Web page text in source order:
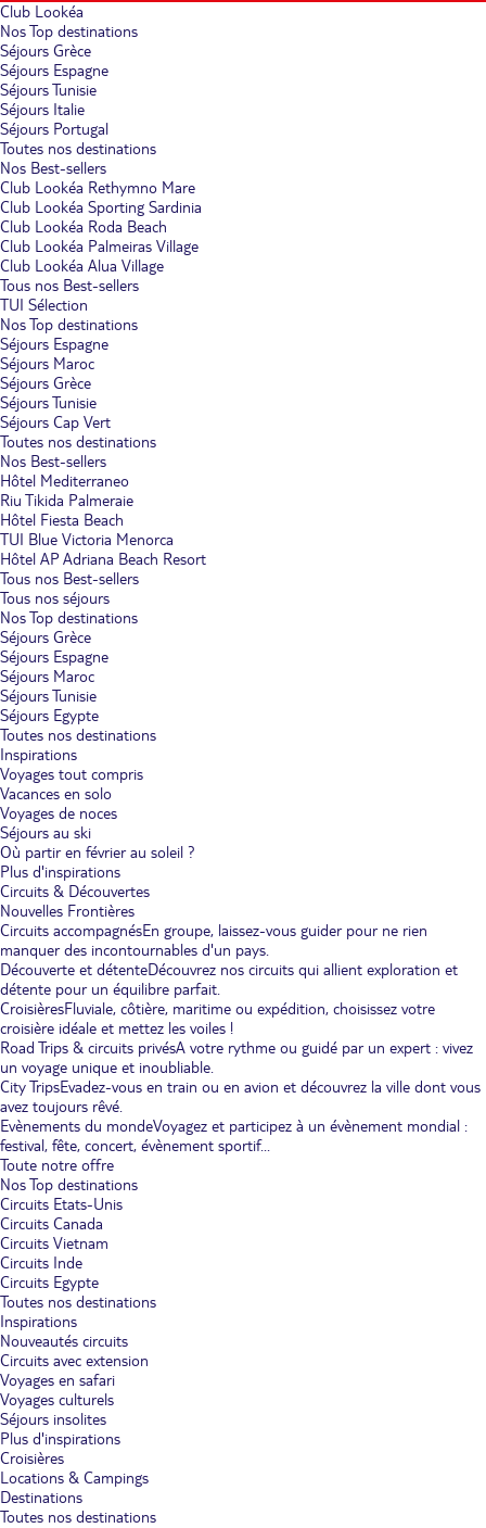
Club Lookéa
Nos Top destinations
Séjours Grèce
Séjours Espagne
Séjours Tunisie
Séjours Italie
Séjours Portugal
Toutes nos destinations
Nos Best-sellers
Club Lookéa Rethymno Mare
Club Lookéa Sporting Sardinia
Club Lookéa Roda Beach
Club Lookéa Palmeiras Village
Club Lookéa Alua Village
Tous nos Best-sellers
TUI Sélection
Nos Top destinations
Séjours Espagne
Séjours Maroc
Séjours Grèce
Séjours Tunisie
Séjours Cap Vert
Toutes nos destinations
Nos Best-sellers
Hôtel Mediterraneo
Riu Tikida Palmeraie
Hôtel Fiesta Beach
TUI Blue Victoria Menorca
Hôtel AP Adriana Beach Resort
Tous nos Best-sellers
Tous nos séjours
Nos Top destinations
Séjours Grèce
Séjours Espagne
Séjours Maroc
Séjours Tunisie
Séjours Egypte
Toutes nos destinations
Inspirations
Voyages tout compris
Vacances en solo
Voyages de noces
Séjours au ski
Où partir en février au soleil ?
Plus d'inspirations
Circuits & Découvertes
Nouvelles Frontières
Circuits accompagnésEn groupe, laissez-vous guider pour ne rien
manquer des incontournables d'un pays.
Découverte et détenteDécouvrez nos circuits qui allient exploration et
détente pour un équilibre parfait.
CroisièresFluviale, côtière, maritime ou expédition, choisissez votre
croisière idéale et mettez les voiles !
Road Trips & circuits privésA votre rythme ou guidé par un expert : vivez
un voyage unique et inoubliable.
City TripsEvadez-vous en train ou en avion et découvrez la ville dont vous
avez toujours rêvé.
Evènements du mondeVoyagez et participez à un évènement mondial :
festival, fête, concert, évènement sportif...
Toute notre offre
Nos Top destinations
Circuits Etats-Unis
Circuits Canada
Circuits Vietnam
Circuits Inde
Circuits Egypte
Toutes nos destinations
Inspirations
Nouveautés circuits
Circuits avec extension
Voyages en safari
Voyages culturels
Séjours insolites
Plus d'inspirations
Croisières
Locations & Campings
Destinations
Toutes nos destinations